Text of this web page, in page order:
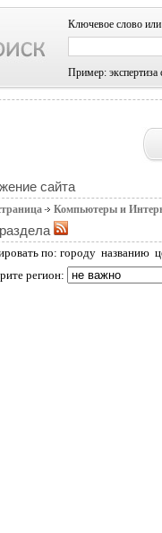
Ключевое слово
Пример: экспертиза
сайта
Компьютеры и
по: городу названию
регион: